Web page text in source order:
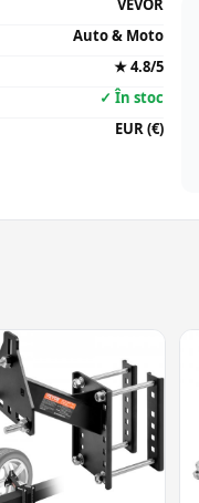
VEVOR
Auto & Moto
★ 4.8/5
✓ În stoc
EUR (€)